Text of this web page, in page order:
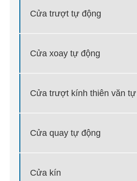
Cửa trượt tự động
Cửa xoay tự động
Cửa trượt kính thiên văn tự
Cửa quay tự động
Cửa kín